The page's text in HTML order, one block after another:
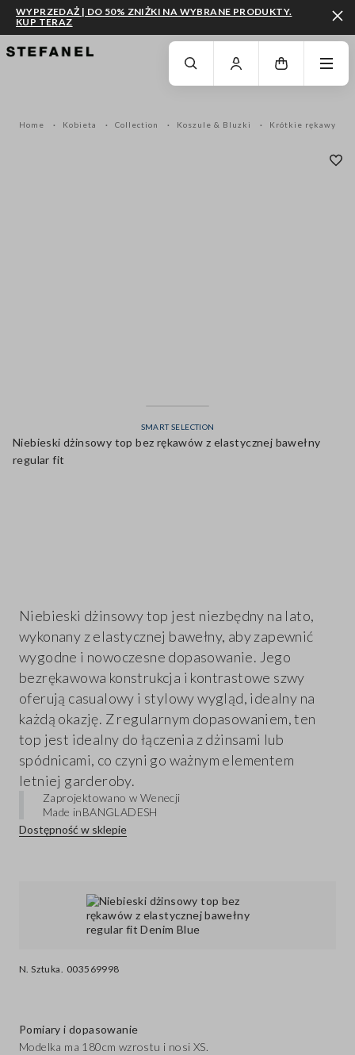
PRZEJDŹ DO GŁÓWNEJ TREŚCI PRZEWIŃ NA DÓŁ STRONY
WYPRZEDAŻ | DO 50% ZNIŻKI NA WYBRANE PRODUKTY.
KUP TERAZ
Home Kobieta Collection Koszule & Bluzki Krótkie rękawy
SMART SELECTION
Niebieski dżinsowy top bez rękawów z elastycznej bawełny
regular fit
N. Sztuka. 003569998
Niebieski dżinsowy top jest niezbędny na lato,
wykonany z elastycznej bawełny, aby zapewnić
wygodne i nowoczesne dopasowanie. Jego
bezrękawowa konstrukcja i kontrastowe szwy
oferują casualowy i stylowy wygląd, idealny na
każdą okazję. Z regularnym dopasowaniem, ten
top jest idealny do łączenia z dżinsami lub
spódnicami, co czyni go ważnym elementem
letniej garderoby.
Zaprojektowano w Wenecji
Made inBANGLADESH
Dostępność w sklepie
Pomiary i dopasowanie
Modelka ma 180cm wzrostu i nosi XS.